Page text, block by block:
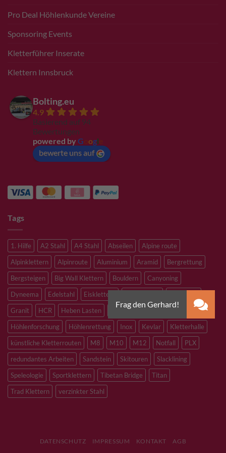
Pro Deal Höhlenkunde Vereine
Sponsoring Events
Kletterführer Inserate
Klettern Innsbruck
Bolting.eu
4.9
Basierend auf 94
Bewertungen
powered by G ogl
bewerte uns auf
Tags
1. Hilfe A2 Stahl A4 Stahl Abseilen
Alpine route
Alpinklettern
Alpinroute Aluminium Aramid
Bergrettung
Bergsteigen
Big Wall Klettern Bouldern
Canyoning
Dyneema
Edelstahl Eisklettern
Granit
HCR Heben Lasten Hochtouren
Höhlenforschung
Höhlenrettung Inox Kevlar
Kletterhalle
künstliche Kletterrouten
M8 M10 M12 Notfall
PLX
redundantes Arbeiten
Sandstein Skitouren
Slacklining
Speleologie
Sportklettern Tibetan Bridge
Titan
Trad Klettern
verzinkter Stahl
DATENSCHUTZ IMPRESSUM KONTAKT AGB